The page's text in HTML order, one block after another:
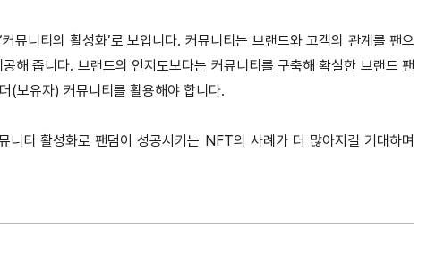
니티의 활성화’로 보입니다. 커뮤니티는 브랜드와 고객의 관계를 팬으
해 줍니다. 브랜드의 인지도보다는 커뮤니티를 구축해 확실한 브랜드 팬
(보유자) 커뮤니티를 활용해야 합니다.
티 활성화로 팬덤이 성공시키는 NFT의 사례가 더 많아지길 기대하며